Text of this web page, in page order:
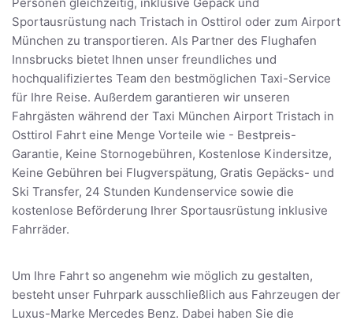
Sportausrüstung nach Tristach in Osttirol oder zum Airport
München zu transportieren. Als Partner des Flughafen
Innsbrucks bietet Ihnen unser freundliches und
hochqualifiziertes Team den bestmöglichen Taxi-Service
für Ihre Reise. Außerdem garantieren wir unseren
Fahrgästen während der Taxi München Airport Tristach in
Osttirol Fahrt eine Menge Vorteile wie - Bestpreis-
Garantie, Keine Stornogebühren, Kostenlose Kindersitze,
Keine Gebühren bei Flugverspätung, Gratis Gepäcks- und
Ski Transfer, 24 Stunden Kundenservice sowie die
kostenlose Beförderung Ihrer Sportausrüstung inklusive
Fahrräder.
Um Ihre Fahrt so angenehm wie möglich zu gestalten,
besteht unser Fuhrpark ausschließlich aus Fahrzeugen der
Luxus-Marke Mercedes Benz. Dabei haben Sie die